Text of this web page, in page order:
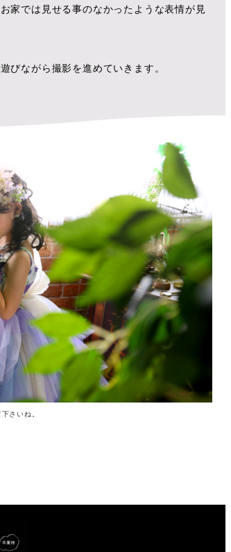
家では見せる事のなかったような表情が見
びながら撮影を進めていきます。
さいね。